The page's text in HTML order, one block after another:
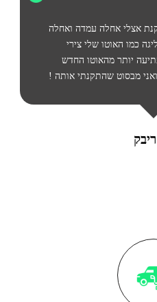
אצלי אחלה עמדה ואחלה
כמו האוטו שלי צירי
יותר מהאוטו החדש
מבסוט שהתקנתי אותה !